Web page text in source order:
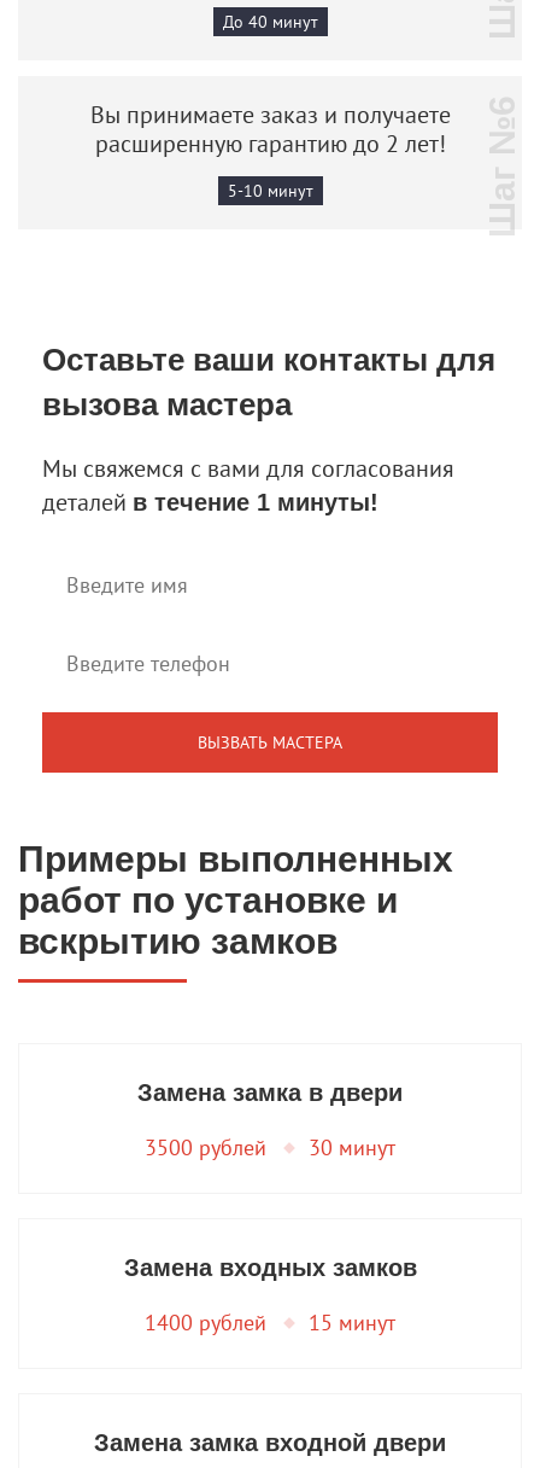
До 40 минут
Вы принимаете заказ и получаете
расширенную гарантию до 2 лет!
5-10 минут Шаг №6
Оставьте ваши контакты для
вызова мастера
Мы свяжемся с вами для согласования
деталей в течение 1 минуты!
Примеры выполненных
работ по установке и
вскрытию замков
Замена замка в двери
3500 рублей 30 минут
Замена входных замков
1400 рублей 15 минут
Замена замка входной двери